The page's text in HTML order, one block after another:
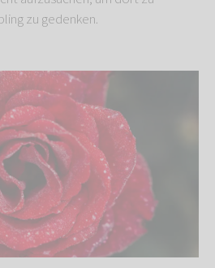
zu gedenken.